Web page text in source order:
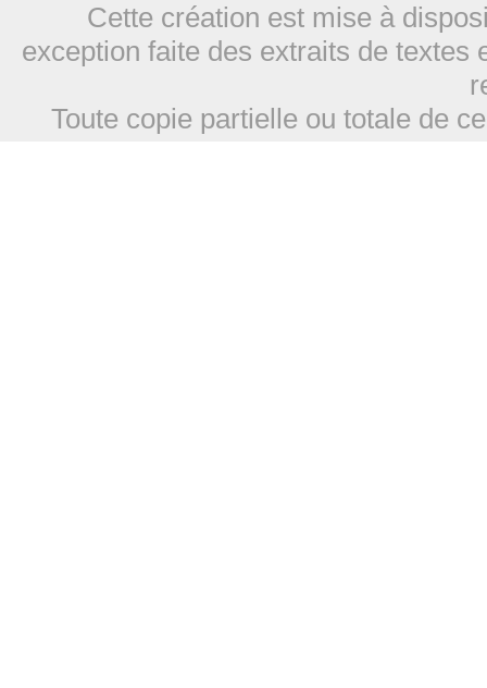
Cette création est mise à
exception faite des extraits de
Toute copie partielle ou totale de